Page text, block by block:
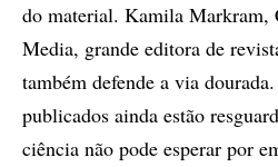
do material. Kamila Markram,
Media, grande editora de
também defende a via
publicados ainda estão
ciência não pode esperar por